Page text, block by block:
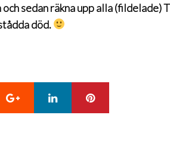
sedan räkna upp alla (fildelade)
död.
Google+ LinkedIn